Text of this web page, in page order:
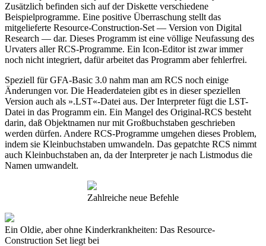
Zusätzlich befinden sich auf der Diskette verschiedene
Beispielprogramme. Eine positive Überraschung stellt das
mitgelieferte Resource-Construction-Set — Version von Digital
Research — dar. Dieses Programm ist eine völlige Neufassung des
Urvaters aller RCS-Programme. Ein Icon-Editor ist zwar immer
noch nicht integriert, dafür arbeitet das Programm aber fehlerfrei.
Speziell für GFA-Basic 3.0 nahm man am RCS noch einige
Änderungen vor. Die Headerdateien gibt es in dieser speziellen
Version auch als ».LST«-Datei aus. Der Interpreter fügt die LST-
Datei in das Programm ein. Ein Mangel des Original-RCS besteht
darin, daß Objektnamen nur mit Großbuchstaben geschrieben
werden dürfen. Andere RCS-Programme umgehen dieses Problem,
indem sie Kleinbuchstaben umwandeln. Das gepatchte RCS nimmt
auch Kleinbuchstaben an, da der Interpreter je nach Listmodus die
Namen umwandelt.
Zahlreiche neue Befehle
Ein Oldie, aber ohne Kinderkrankheiten: Das Resource-
Construction Set liegt bei